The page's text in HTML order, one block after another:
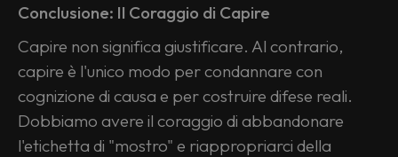
Conclusione: Il Coraggio di Capire
Capire non significa giustificare. Al contrario,
capire è l'unico modo per condannare con
cognizione di causa e per costruire difese reali.
Dobbiamo avere il coraggio di abbandonare
l'etichetta di "mostro" e riappropriarci della